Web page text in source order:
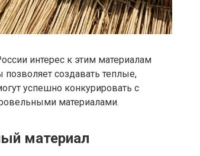
интерес к этим материалам
создавать теплые,
успешно конкурировать с
материалами.
материал